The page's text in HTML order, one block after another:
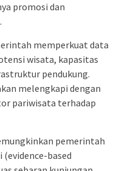
promosi dan
memperkuat data
wisata, kapasitas
pendukung.
melengkapi dengan
pariwisata terhadap
pemerintah
based